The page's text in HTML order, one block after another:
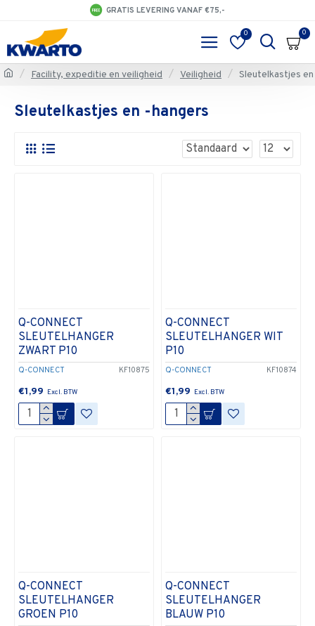
GRATIS LEVERING VANAF €75,-
0 0
Facility, expeditie en veiligheid Veiligheid Sleutelkastjes
Sleutelkastjes en -hangers
Q-CONNECT KF10875
Q-CONNECT
SLEUTELHANGER
ZWART P10
€1,99
Q-CONNECT KF10874
Q-CONNECT
SLEUTELHANGER WIT
P10
€1,99
Q-CONNECT
SLEUTELHANGER
GROEN P10
Q-CONNECT
SLEUTELHANGER
BLAUW P10